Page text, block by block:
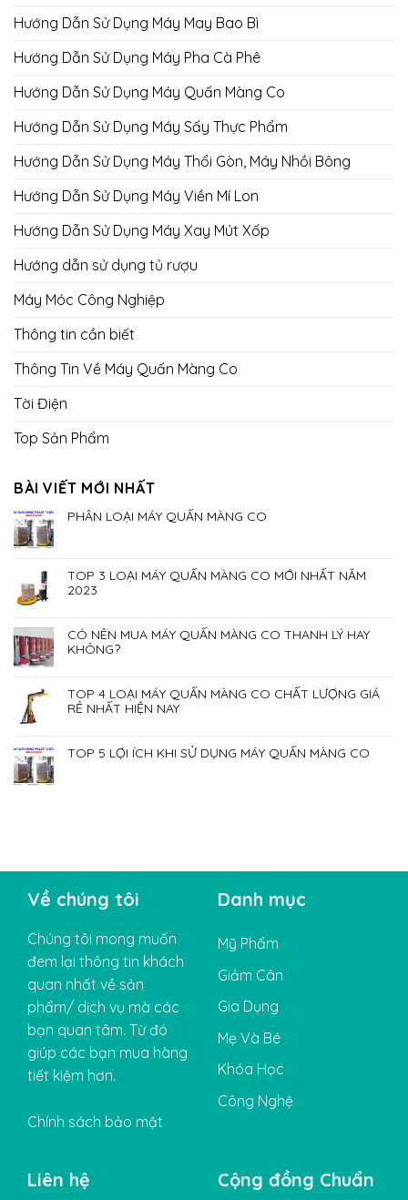
Hướng Dẫn Sử Dụng Máy May Bao Bì
Hướng Dẫn Sử Dụng Máy Pha Cà Phê
Hướng Dẫn Sử Dụng Máy Quấn Màng Co
Hướng Dẫn Sử Dụng Máy Sấy Thực Phẩm
Hướng Dẫn Sử Dụng Máy Thổi Gòn, Máy Nhồi Bông
Hướng Dẫn Sử Dụng Máy Viền Mí Lon
Hướng Dẫn Sử Dụng Máy Xay Mút Xốp
Hướng dẫn sử dụng tủ rượu
Máy Móc Công Nghiệp
Thông tin cần biết
Thông Tin Về Máy Quấn Màng Co
Tời Điện
Top Sản Phẩm
BÀI VIẾT MỚI NHẤT
PHÂN LOẠI MÁY QUẤN MÀNG CO
TOP 3 LOẠI MÁY QUẤN MÀNG CO MỚI NHẤT NĂM
2023
CÓ NÊN MUA MÁY QUẤN MÀNG CO THANH LÝ HAY
KHÔNG?
TOP 4 LOẠI MÁY QUẤN MÀNG CO CHẤT LƯỢNG GIÁ
RẺ NHẤT HIỆN NAY
TOP 5 LỢI ÍCH KHI SỬ DỤNG MÁY QUẤN MÀNG CO
Về chúng tôi
Chúng tôi mong muốn
đem lại thông tin khách
quan nhất về sản
phẩm/ dịch vụ mà các
bạn quan tâm. Từ đó
giúp các bạn mua hàng
tiết kiệm hơn.
Chính sách bảo mật
Danh mục
Mỹ Phẩm
Giảm Cân
Gia Dụng
Mẹ Và Bé
Khóa Học
Công Nghệ
Liên hệ
Cộng đồng Chuẩn